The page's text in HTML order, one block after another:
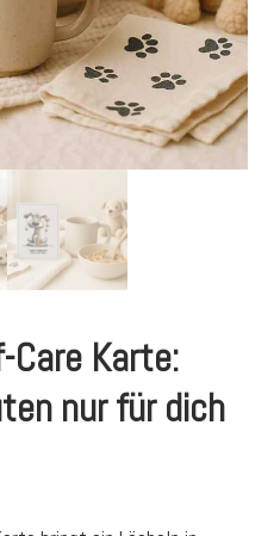
Karte:
nur für dich